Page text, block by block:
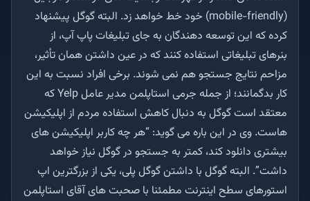
(mobile-friendly) خود خط خواهد زد. البته گوگل پیشنهاد
کرده که این توسعه دهندگان به جای تبلیغات پاپ آپ، از
بنرهای تبلیغاتی استفاده کنند که در عین داشتن همان تأثیر،
مزاحم نتایج جستجو هم نمی شوند. برخی افراد نسبت به این
کار بدگمانند؛ از جمله جرمی استاپلمن مدیر عامل Yelp که
معتقد است گوگل به دنبال کاهش استفاده مردم از اپلیکیشن
هاست. وی در این باره می گوید: “هر چه کاربر اپلیکیشن های
بیشتری دانلود کند، کمتر به جستجو در گوگل نیاز خواهد
داشت”. البته گوگل با داشتن گوگل پلی، یکی از بزرگترین اپ
استورهای سطح اینترنت مطمئنا با صحبت های آقای استاپلمن